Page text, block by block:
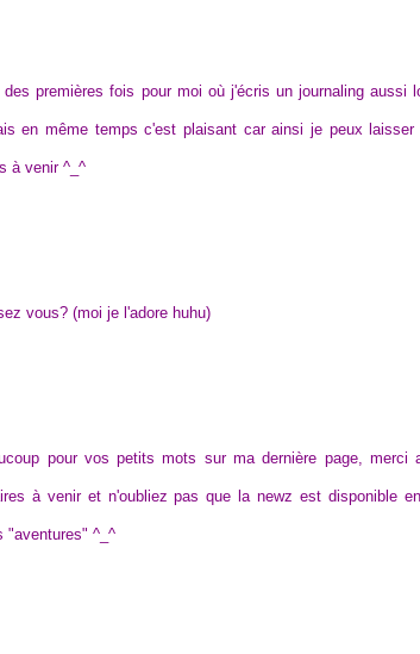
des premières fois pour moi où j'écris un journaling aussi
en même temps c'est plaisant car ainsi je peux
à venir ^_^
vous? (moi je l'adore huhu)
pour vos petits mots sur ma dernière page,
à venir et n'oubliez pas que la newz est disponible
"aventures" ^_^